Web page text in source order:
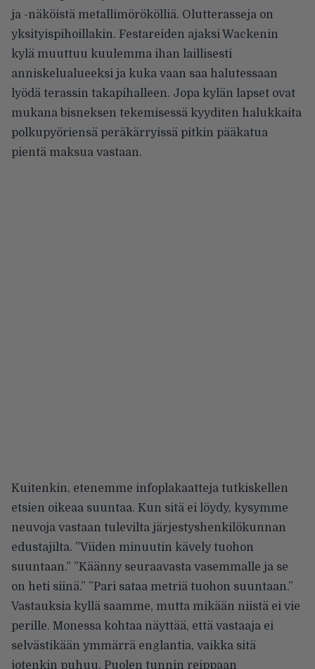
ja -näköistä metallimörökölliä. Olutterasseja on
yksityispihoillakin. Festareiden ajaksi Wackenin
kylä muuttuu kuulemma ihan laillisesti
anniskelualueeksi ja kuka vaan saa halutessaan
lyödä terassin takapihalleen. Jopa kylän lapset ovat
mukana bisneksen tekemisessä kyyditen halukkaita
polkupyöriensä peräkärryissä pitkin pääkatua
pientä maksua vastaan.
Kuitenkin, etenemme infoplakaatteja tutkiskellen
etsien oikeaa suuntaa. Kun sitä ei löydy, kysymme
neuvoja vastaan tulevilta järjestyshenkilökunnan
edustajilta. ”Viiden minuutin kävely tuohon
suuntaan.” ”Käänny seuraavasta vasemmalle ja se
on heti siinä.” ”Pari sataa metriä tuohon suuntaan.”
Vastauksia kyllä saamme, mutta mikään niistä ei vie
perille. Monessa kohtaa näyttää, että vastaaja ei
selvästikään ymmärrä englantia, vaikka sitä
jotenkin puhuu. Puolen tunnin reippaan